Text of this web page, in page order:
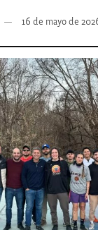
16 de mayo de